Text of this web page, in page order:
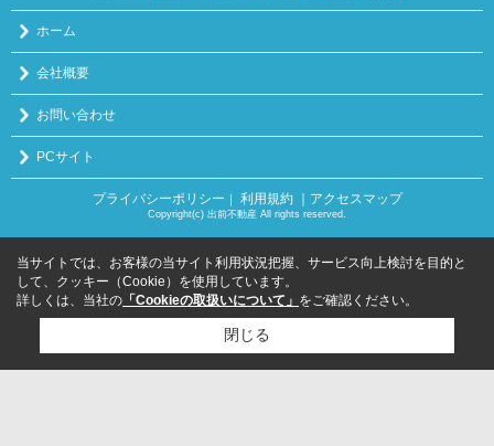
ホーム
会社概要
お問い合わせ
PCサイト
プライバシーポリシー 利用規約 ｜アクセスマップ
Copyright(c) 出前不動産 All rights reserved.
当サイトでは、お客様の当サイト利用状況把握、サービス向上検討を目的と
して、クッキー（Cookie）を使用しています。
詳しくは、当社の 「Cookieの取扱いについて」 をご確認ください。
閉じる